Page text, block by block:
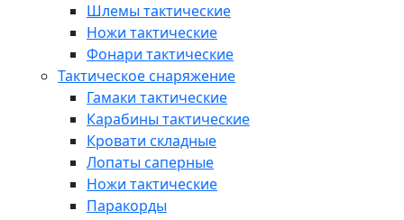
Шлемы тактические
Ножи тактические
Фонари тактические
Тактическое снаряжение
Гамаки тактические
Карабины тактические
Кровати складные
Лопаты саперные
Ножи тактические
Паракорды